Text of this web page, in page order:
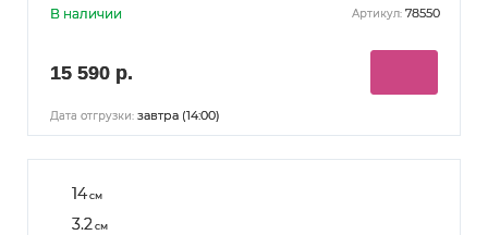
В наличии Артикул: 78550
15 590 р.
Дата отгрузки: завтра (14:00)
14см
3.2 см